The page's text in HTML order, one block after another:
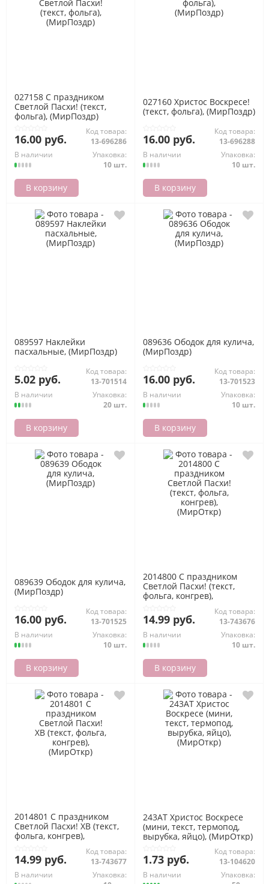
027158 С праздником
Светлой Пасхи! (текст,
фольга), (МирПоздр)
16.00 руб.
Код товара:
13-696286
В наличии
Упаковка:
10 шт.
В корзину
027160 Христос Воскресе!
(текст, фольга), (МирПоздр)
16.00 руб.
Код товара:
13-696288
В наличии
Упаковка:
10 шт.
В корзину
089597 Наклейки
пасхальные, (МирПоздр)
5.02 руб.
Код товара:
13-701514
В наличии
Упаковка:
20 шт.
В корзину
089636 Ободок для кулича,
(МирПоздр)
16.00 руб.
Код товара:
13-701523
В наличии
Упаковка:
10 шт.
В корзину
089639 Ободок для кулича,
(МирПоздр)
16.00 руб.
Код товара:
13-701525
В наличии
Упаковка:
10 шт.
В корзину
2014800 С праздником
Светлой Пасхи! (текст,
фольга, конгрев),
14.99 руб.
Код товара:
13-743676
В наличии
Упаковка:
10 шт.
В корзину
2014801 С праздником
Светлой Пасхи! ХВ (текст,
фольга, конгрев),
14.99 руб.
Код товара:
13-743677
В наличии
Упаковка:
243АТ Христос Воскресе
(мини, текст, термопод,
вырубка, яйцо), (МирОткр)
1.73 руб.
Код товара:
13-104620
В наличии
Упаковка: